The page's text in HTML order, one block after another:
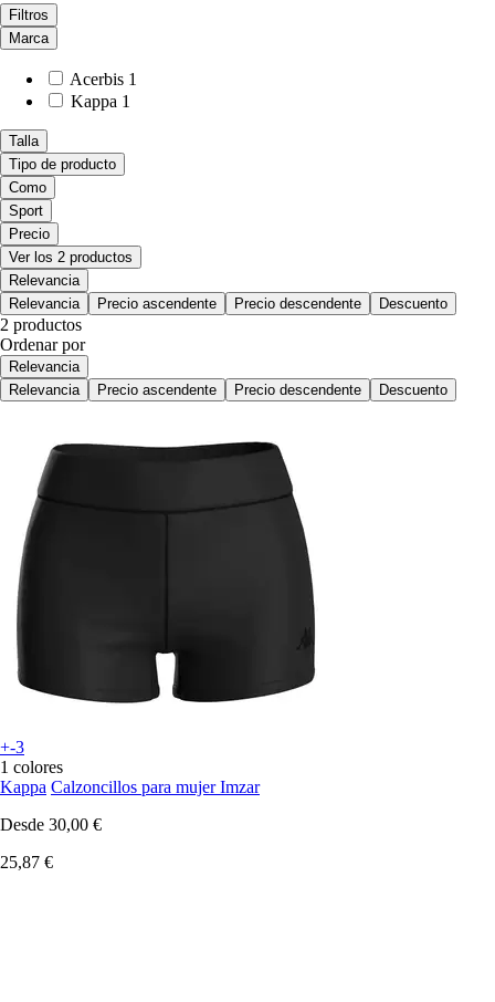
Filtros
Marca
Acerbis 1
Kappa 1
Talla
Tipo de producto
Como
Sport
Precio
Ver los 2 productos
Relevancia
Relevancia
Precio ascendente Precio descendente Descuento
2 productos
Ordenar por
Relevancia
Relevancia
Precio ascendente Precio descendente Descuento
+-3
1 colores
Kappa Calzoncillos para mujer Imzar
Desde 30,00 €
25,87 €